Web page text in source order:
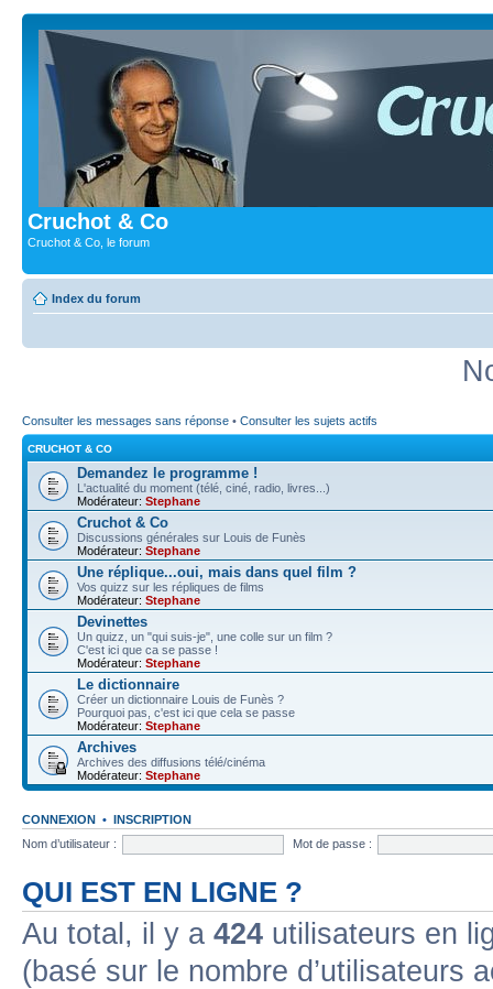
Cruchot & Co
Cruchot & Co, le forum
Index du forum
Consulter les messages sans réponse • Consulter les sujets actifs
CRUCHOT & CO
Demandez le programme !
L'actualité du moment (télé, ciné, radio, livres...)
Modérateur: Stephane
Cruchot & Co
Discussions générales sur Louis de Funès
Modérateur: Stephane
Une réplique...oui, mais dans quel film ?
Vos quizz sur les répliques de films
Modérateur: Stephane
Devinettes
Un quizz, un "qui suis-je", une colle sur un film ?
C'est ici que ca se passe !
Modérateur: Stephane
Le dictionnaire
Créer un dictionnaire Louis de Funès ?
Pourquoi pas, c'est ici que cela se passe
Modérateur: Stephane
Archives
Archives des diffusions télé/cinéma
Modérateur: Stephane
CONNEXION • INSCRIPTION
Nom d’utilisateur :
Mot de passe :
QUI EST EN LIGNE ?
Au total, il y a 424 utilisateurs en
(basé sur le nombre d’utilisateurs